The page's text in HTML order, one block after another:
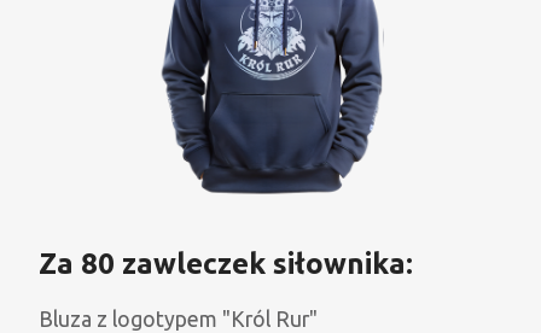
Za 80 zawleczek siłownika:
Bluza z logotypem "Król Rur"